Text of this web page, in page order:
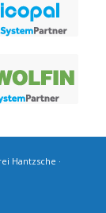
Hantzsche ·